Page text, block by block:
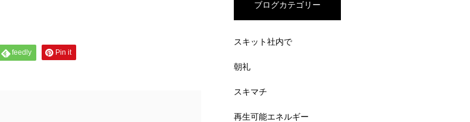
feedly Pin it
ブログカテゴリー
スキット社内で
朝礼
スキマチ
再生可能エネルギー